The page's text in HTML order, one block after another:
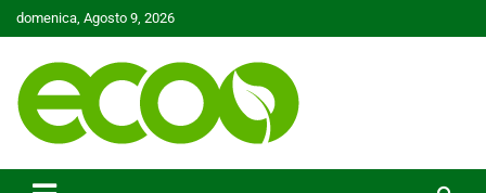
Skip
to
domenica, Agosto 9, 2026
Ecoo.it